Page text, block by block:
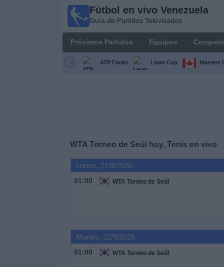
Fútbol en vivo Venezuela
Guía de Partidos Televisados
Próximos Partidos Equipos
ATP Finals Laver Cup Masters
WTA Torneo de Seúl hoy, Tenis en vivo
Lunes, 21/9/2026
01:00 WTA Torneo de Seúl
Martes, 22/9/2026
01:00 WTA Torneo de Seúl
Fútbol en
Venezuela